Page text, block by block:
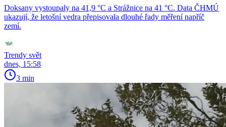
Doksany vystoupaly na 41,9 °C a Strážnice na 41 °C. Data ČHMÚ
ukazují, že letošní vedra přepisovala dlouhé řady měření napříč
zemí.
Trendy svět
dnes, 15:58
3 min